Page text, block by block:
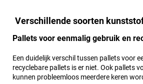
Verschillende soorten
Pallets voor eenmalig gebruik en
Een duidelijk verschil tussen pallets voor
recyclebare pallets is er niet. Ook pallets
kunnen probleemloos meerdere keren